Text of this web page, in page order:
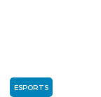
ESPORTS